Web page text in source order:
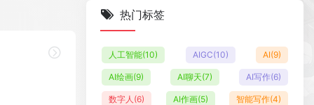
热门标签
人工智能(10) AIGC(10) AI(9)
AI绘画(9) AI聊天(7) AI写作(6)
数字人 (6) AI作画(5) 智能写作(4)